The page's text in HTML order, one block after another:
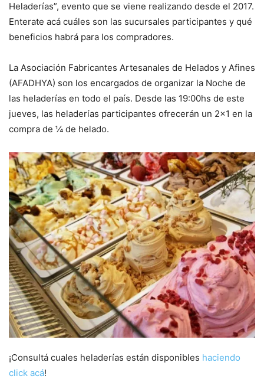
Heladerías”, evento que se viene realizando desde el 2017.
Enterate acá cuáles son las sucursales participantes y qué
beneficios habrá para los compradores.
La Asociación Fabricantes Artesanales de Helados y Afines
(AFADHYA) son los encargados de organizar la Noche de
las heladerías en todo el país. Desde las 19:00hs de este
jueves, las heladerías participantes ofrecerán un 2×1 en la
compra de ¼ de helado.
¡Consultá cuales heladerías están disponibles haciendo
click acá!